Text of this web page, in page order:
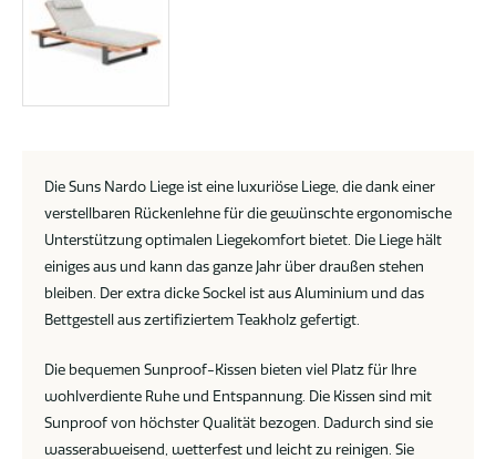
Die Suns Nardo Liege ist eine luxuriöse Liege, die dank einer
verstellbaren Rückenlehne für die gewünschte ergonomische
Unterstützung optimalen Liegekomfort bietet. Die Liege hält
einiges aus und kann das ganze Jahr über draußen stehen
bleiben. Der extra dicke Sockel ist aus Aluminium und das
Bettgestell aus zertifiziertem Teakholz gefertigt.
Die bequemen Sunproof-Kissen bieten viel Platz für Ihre
wohlverdiente Ruhe und Entspannung. Die Kissen sind mit
Sunproof von höchster Qualität bezogen. Dadurch sind sie
wasserabweisend, wetterfest und leicht zu reinigen. Sie